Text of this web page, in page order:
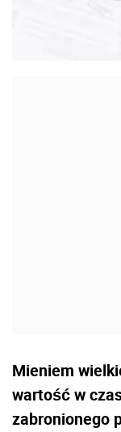
Mieniem
wartość w
zabronionego